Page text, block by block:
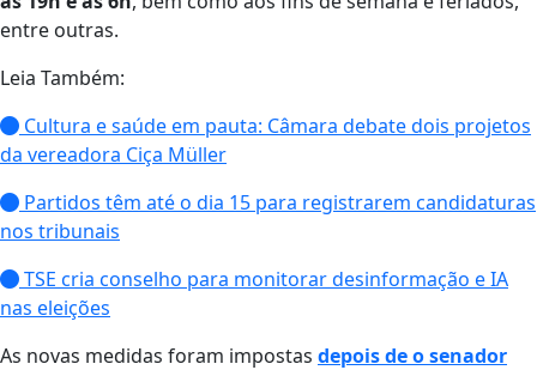
entre outras.
Leia Também:
Cultura e saúde em pauta: Câmara debate dois projetos
da vereadora Ciça Müller
Partidos têm até o dia 15 para registrarem candidaturas
nos tribunais
TSE cria conselho para monitorar desinformação e IA
nas eleições
As novas medidas foram impostas depois de o senador